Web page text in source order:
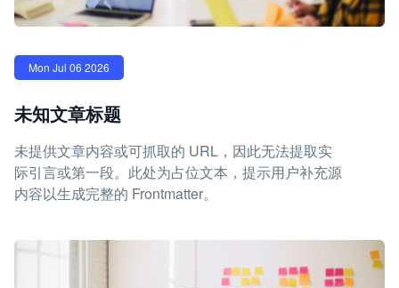
Mon Jul 06 2026
未知文章标题
未提供文章内容或可抓取的 URL，因此无法提取实
际引言或第一段。此处为占位文本，提示用户补充源
内容以生成完整的 Frontmatter。